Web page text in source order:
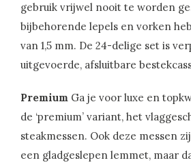
gebruik vrijwel nooit te worden
bijbehorende lepels en vorken
van 1,5 mm. De 24-delige set is
uitgevoerde, afsluitbare
Premium Ga je voor luxe en
de ‘premium’ variant, het
steakmessen. Ook deze messen
een gladgeslepen lemmet, maar